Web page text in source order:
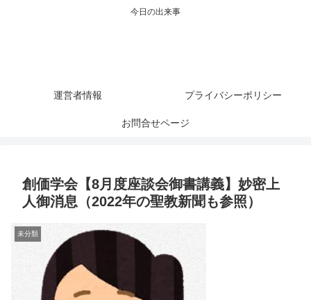
今日の出来事
運営者情報 プライバシーポリシー
お問合せページ
創価学会【8月度座談会御書講義】妙密上
人御消息（2022年の聖教新聞も参照）
未分類